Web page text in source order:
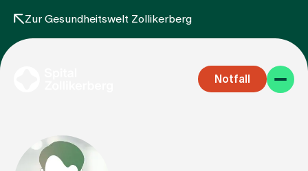
Zur Gesundheitswelt Zollikerberg
Notfall